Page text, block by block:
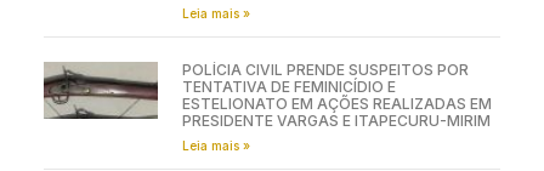
Leia mais »
POLÍCIA CIVIL PRENDE SUSPEITOS POR
TENTATIVA DE FEMINICÍDIO E
ESTELIONATO EM AÇÕES REALIZADAS EM
PRESIDENTE VARGAS E ITAPECURU-MIRIM
Leia mais »